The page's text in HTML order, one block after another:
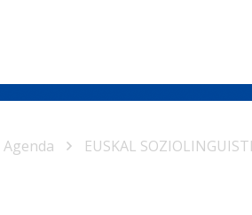
Agenda EUSKAL